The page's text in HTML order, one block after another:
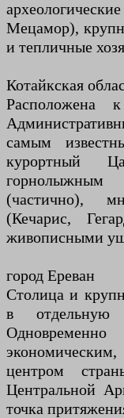
Мецамор),
и тепличные
Котайкская
Расположена
самым
курортный
(частично),
(Кечарис,
живописными
город Ереван
Столица и
в отдельную
центром
Центральной
точка